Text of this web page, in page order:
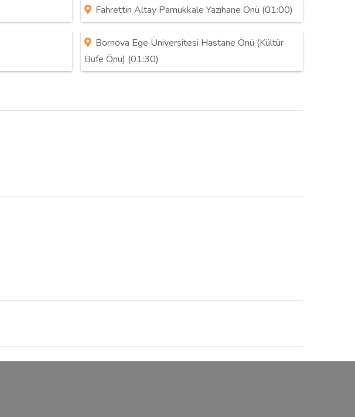
Fahrettin Altay Pamukkale Yazıhane Önü (01:00)
Bornova Ege Üniversitesi Hastane Önü (Kültür
Büfe Önü) (01:30)